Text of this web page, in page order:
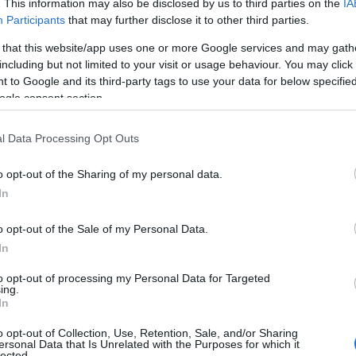
This information may also be disclosed by us to third parties on the
Participants that may further disclose it to other third parties.
that this website/app uses one or more Google services and may
but not limited to your visit or usage behaviour. You may
to Google and its third-party tags to use your data for below
consent section.
Data Processing Opt Outs
opt-out of the Sharing of my personal data.
opt-out of the Sale of my Personal Data.
opt-out of processing my Personal Data for Targeted
opt-out of Collection, Use, Retention, Sale, and/or Sharing
Data that Is Unrelated with the Purposes for which it
θέση παγκοσμίως όσον αφορά τον
όλες οι χώρες της Μεσογείου
της κλιματικής αλλαγής η οποία
όσο και τη ζήτηση νερού.
που έχουν γίνει τα τελευταία
γεωτρήσεων κ.λπ.), το
όπως άλλωστε και σε όλες τις